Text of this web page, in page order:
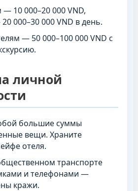
10 000–20 000 VND,
000–30 000 VND в день.
— 50 000–100 000 VND с
личной
большие суммы
вещи. Храните
отеля.
транспорте
и телефонами —
кражи.